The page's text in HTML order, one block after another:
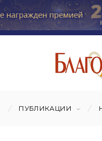
ПУБЛИКАЦИИ